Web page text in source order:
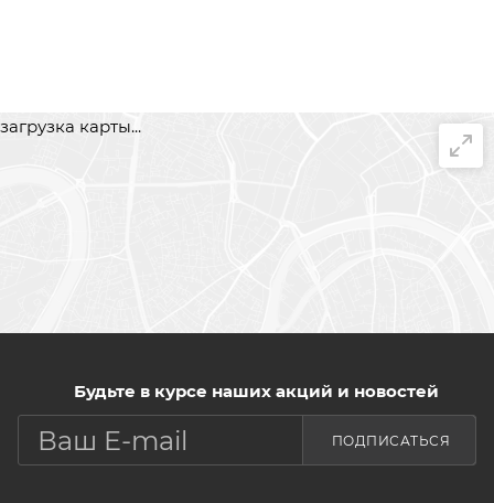
загрузка карты...
Будьте в курсе наших акций и новостей
ПОДПИСАТЬСЯ